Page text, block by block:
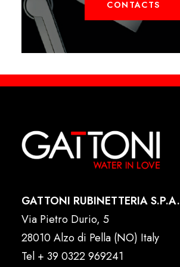
CONTACTS
GATTONI RUBINETTERIA S.P.A.
Via Pietro Durio, 5
28010 Alzo di Pella (NO) Italy
Tel + 39 0322 969241